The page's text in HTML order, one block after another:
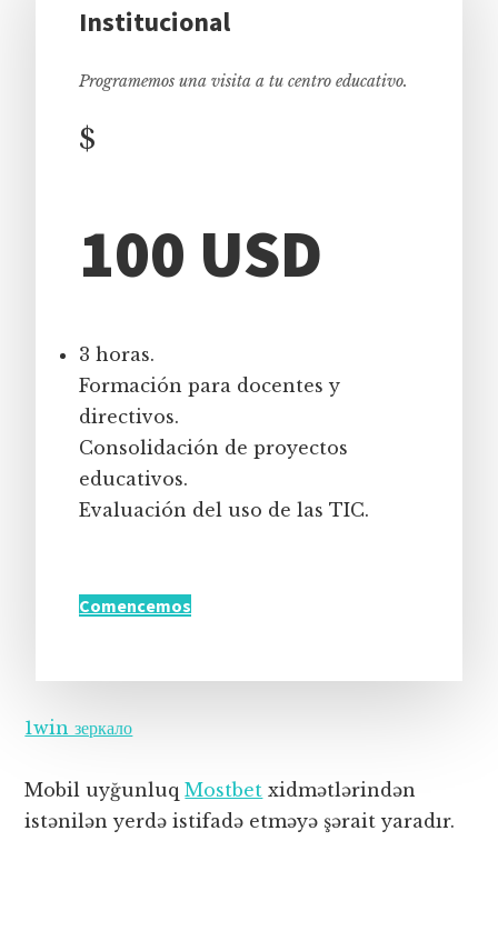
Institucional
Programemos una visita a tu centro educativo.
$
100 USD
3 horas.
Formación para docentes y
directivos.
Consolidación de proyectos
educativos.
Evaluación del uso de las TIC.
Comencemos
1win зеркало
Mobil uyğunluqMostbet xidmətlərindən
istənilən yerdə istifadə etməyə şərait yaradır.